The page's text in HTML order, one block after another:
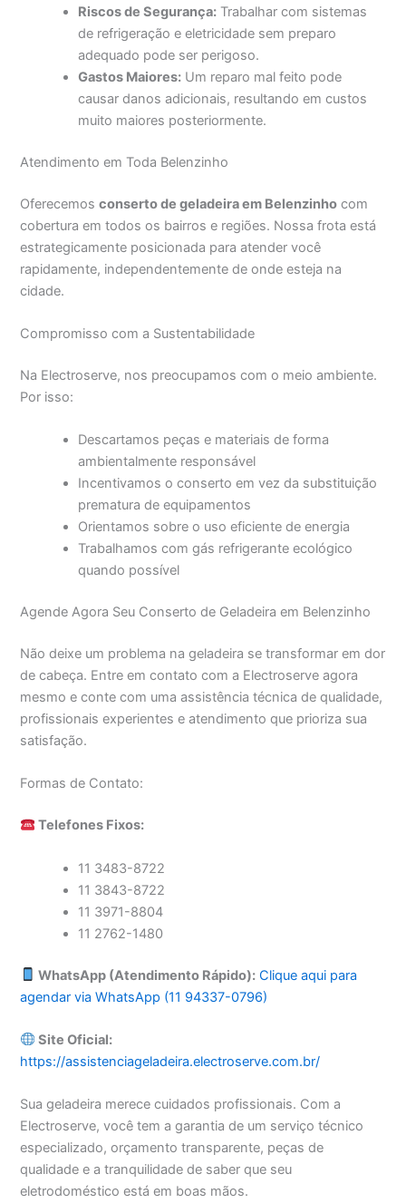
Riscos de Segurança: Trabalhar com sistemas
de refrigeração e eletricidade sem preparo
adequado pode ser perigoso.
Gastos Maiores: Um reparo mal feito pode
causar danos adicionais, resultando em custos
muito maiores posteriormente.
Atendimento em Toda Belenzinho
Oferecemosconserto de geladeira em Belenzinho com
cobertura em todos os bairros e regiões. Nossa frota está
estrategicamente posicionada para atender você
rapidamente, independentemente de onde esteja na
cidade.
Compromisso com a Sustentabilidade
Na Electroserve, nos preocupamos com o meio ambiente.
Por isso:
Descartamos peças e materiais de forma
ambientalmente responsável
Incentivamos o conserto em vez da substituição
prematura de equipamentos
Orientamos sobre o uso eficiente de energia
Trabalhamos com gás refrigerante ecológico
quando possível
Agende Agora Seu Conserto de Geladeira em Belenzinho
Não deixe um problema na geladeira se transformar em dor
de cabeça. Entre em contato com a Electroserve agora
mesmo e conte com uma assistência técnica de qualidade,
profissionais experientes e atendimento que prioriza sua
satisfação.
Formas de Contato:
Telefones Fixos:
11 3483-8722
11 3843-8722
11 3971-8804
11 2762-1480
WhatsApp (Atendimento Rápido): Clique aqui para
agendar via WhatsApp (11 94337-0796)
Site Oficial:
https://assistenciageladeira.electroserve.com.br/
Sua geladeira merece cuidados profissionais. Com a
Electroserve, você tem a garantia de um serviço técnico
especializado, orçamento transparente, peças de
qualidade e a tranquilidade de saber que seu
eletrodoméstico está em boas mãos.